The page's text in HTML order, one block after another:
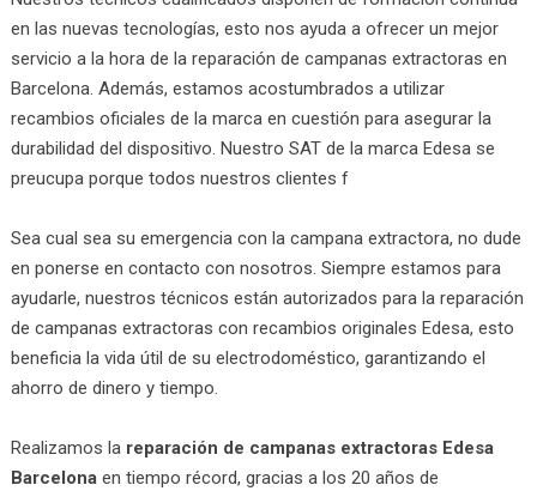
en las nuevas tecnologías, esto nos ayuda a ofrecer un mejor
servicio a la hora de la reparación de campanas extractoras en
Barcelona. Además, estamos acostumbrados a utilizar
recambios oficiales de la marca en cuestión para asegurar la
durabilidad del dispositivo. Nuestro SAT de la marca Edesa se
preucupa porque todos nuestros clientes f
Sea cual sea su emergencia con la campana extractora, no dude
en ponerse en contacto con nosotros. Siempre estamos para
ayudarle, nuestros técnicos están autorizados para la reparación
de campanas extractoras con recambios originales Edesa, esto
beneficia la vida útil de su electrodoméstico, garantizando el
ahorro de dinero y tiempo.
Realizamos la reparación de campanas extractoras Edesa
Barcelonaen tiempo récord, gracias a los 20 años de